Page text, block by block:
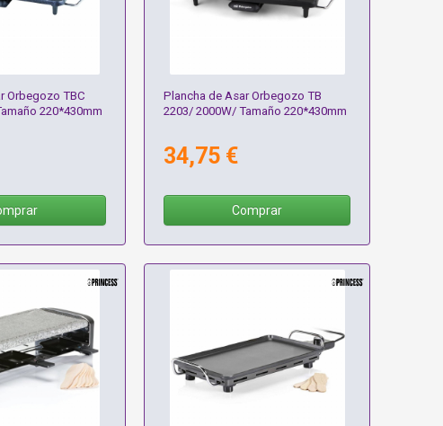
Orbegozo TBC
220*430mm
Plancha de Asar Orbegozo TB
2203/ 2000W/ Tamaño 220*430mm
34,75 €
Comprar